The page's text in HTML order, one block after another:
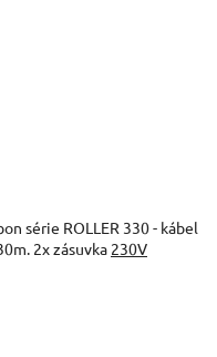
série ROLLER 330 - kábel
2x zásuvka 230V